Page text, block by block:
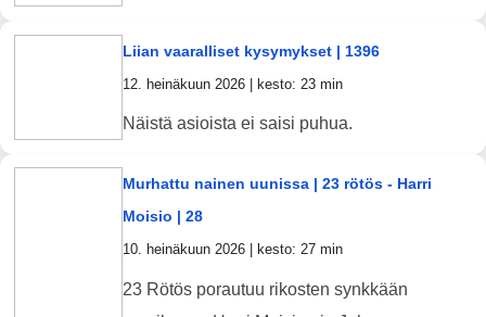
Liian vaaralliset kysymykset | 1396
12. heinäkuun 2026 | kesto: 23 min
Näistä asioista ei saisi puhua.
Murhattu nainen uunissa | 23 rötös - Harri
Moisio | 28
10. heinäkuun 2026 | kesto: 27 min
23 Rötös porautuu rikosten synkkään